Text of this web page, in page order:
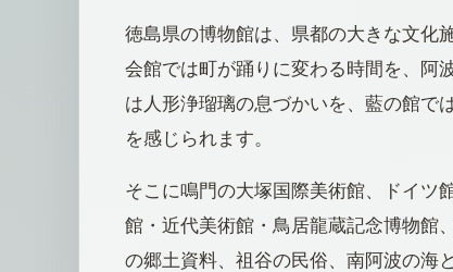
徳島県の博物館は、県都の大きな文化
会館では町が踊りに変わる時間を、阿
は人形浄瑠璃の息づかいを、藍の館で
を感じられます。
そこに鳴門の大塚国際美術館、ドイツ
館・近代美術館・鳥居龍蔵記念博物館
の郷土資料、祖谷の民俗、南阿波の海